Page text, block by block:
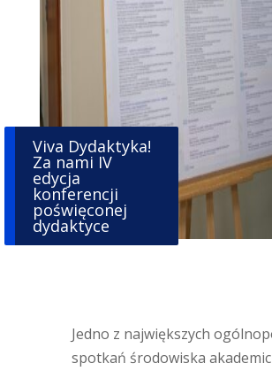
Viva Dydaktyka!
Za nami IV
edycja
konferencji
poświęconej
dydaktyce
Jedno z największych
spotkań środowiska